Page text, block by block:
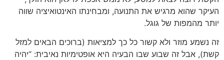
העיקר שהוא מרגיש את התנועה, ומבחינתו האינטואיציה שווה
יותר מהמפות של גוגל.
זה נשמע מוזר ולא קשור כל כך למציאות (ברוכים הבאים למזל
קשת), אבל זה שבוע שבו הבעיה היא אופטימיות נאיבית: “יהיה